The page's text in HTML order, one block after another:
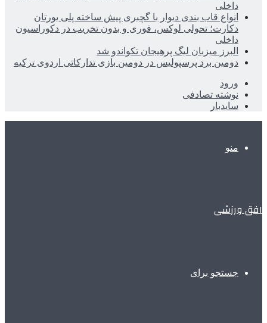
داخلی
انواع قاب بندی دیوار با گچبری پیش ساخته پلی یورتان
دکارت؛ تحولی لوکس، فوری و بدون تخریب در دکوراسیون
داخلی
البرز میزبان لیگ پرهیجان تکواندو شد
دومین برد پرسپولیس در دومین بازی تدارکاتی اردوی ترکیه
ورود
نوشته تصادفی
سایدبار
منو
افق ورزشی
جستجو برای